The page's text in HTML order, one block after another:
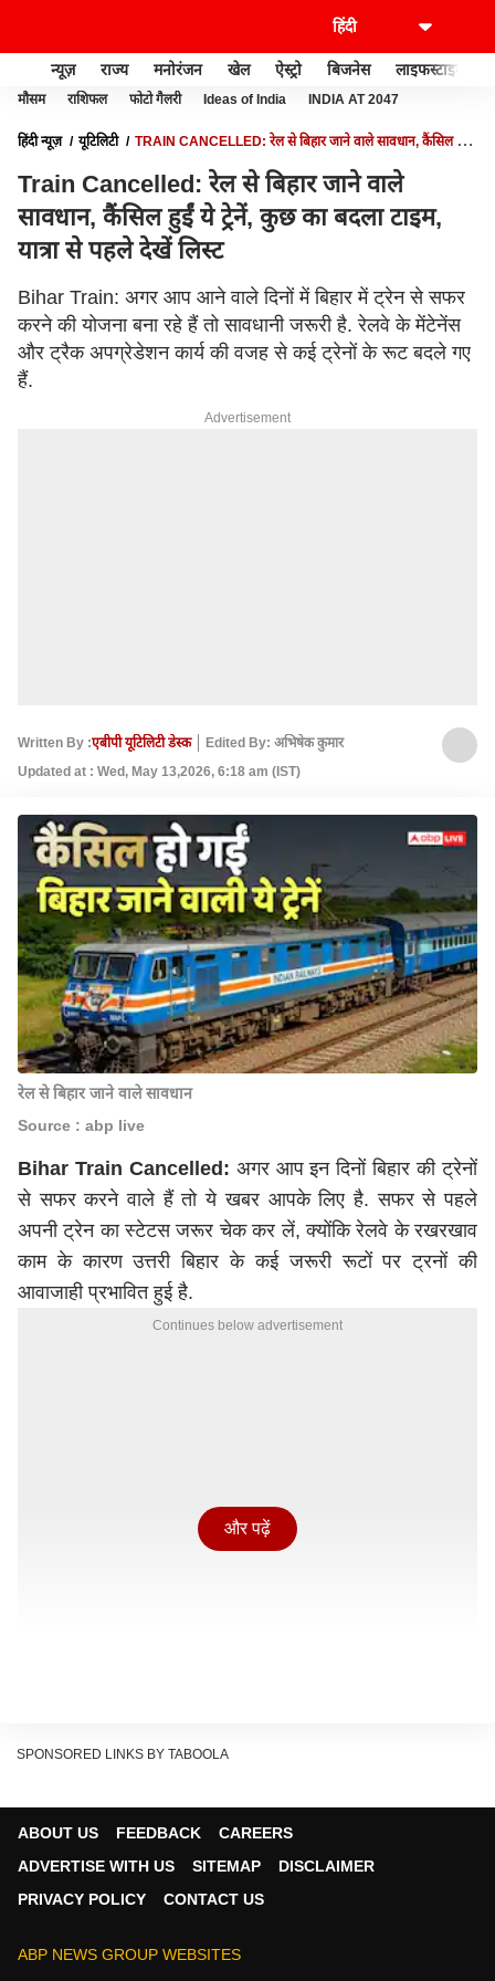
न्यूज़ राज्य मनोरंजन खेल ऐस्ट्रो बिजनेस लाइफस्टाइल
मौसम राशिफल फोटो गैलरी Ideas of India INDIA AT 2047
हिंदी न्यूज़ यूटिलिटी
TRAIN CANCELLED: रेल से बिहार जाने वाले सावधान, कैंसिल हुईं
Train Cancelled: रेल से बिहार जाने वाले
सावधान, कैंसिल हुईं ये ट्रेनें, कुछ का बदला टाइम,
यात्रा से पहले देखें लिस्ट
Bihar Train: अगर आप आने वाले दिनों में बिहार में ट्रेन से सफर
करने की योजना बना रहे हैं तो सावधानी जरूरी है. रेलवे के मेंटेनेंस
और ट्रैक अपग्रेडेशन कार्य की वजह से कई ट्रेनों के रूट बदले गए
हैं.
Advertisement
Written By :एबीपी यूटिलिटी डेस्क
Edited By: अभिषेक कुमार
Updated at : Wed, May 13,2026, 6:18 am (IST)
रेल से बिहार जाने वाले सावधान
Source : abp live
Bihar Train Cancelled: अगर आप इन दिनों बिहार की ट्रेनों
से सफर करने वाले हैं तो ये खबर आपके लिए है. सफर से पहले
अपनी ट्रेन का स्टेटस जरूर चेक कर लें, क्योंकि रेलवे के रखरखाव
काम के कारण उत्तरी बिहार के कई जरूरी रूटों पर ट्रनों की
आवाजाही प्रभावित हुई है.
Continues below advertisement
Show Quick Read
और पढ़ें
SPONSORED LINKS BY TABOOLA
ABOUT US FEEDBACK
CAREERS
ADVERTISE WITH US
SITEMAP
DISCLAIMER
PRIVACY POLICY
CONTACT US
ABP NEWS GROUP WEBSITES